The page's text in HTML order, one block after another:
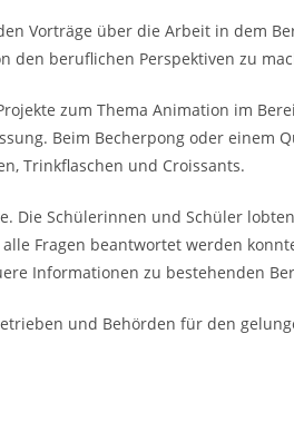
Vorträge über die Arbeit in dem
den beruflichen Perspektiven zu
zum Thema Animation im
Beim Becherpong oder einem
Trinkflaschen und Croissants.
Die Schülerinnen und Schüler
Fragen beantwortet werden
Informationen zu bestehenden
und Behörden für den